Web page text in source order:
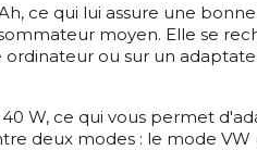
ce qui lui assure une
moyen. Elle se
ou sur un
W, ce qui vous permet
deux modes : le mode VW